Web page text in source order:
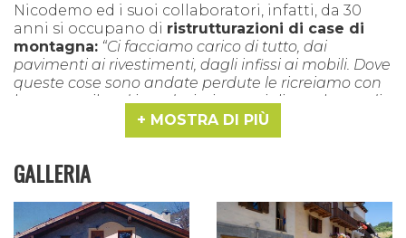
Nicodemo ed i suoi collaboratori, infatti, da 30
anni si occupano di ristrutturazioni di case di
montagna: “Ci facciamo carico di tutto, dai
pavimenti ai rivestimenti, dagli infissi ai mobili. Dove
queste cose sono andate perdute le ricreiamo con
lo stesso stile ed i medesimi materiali,
e nel caso di
edifici nuovi sappiamo lavorare la muratura, il
legno e la pietrain modo darenderli compatibili,
ci troviamo”.
MOSTRA DI PIÙ
GALLERIA